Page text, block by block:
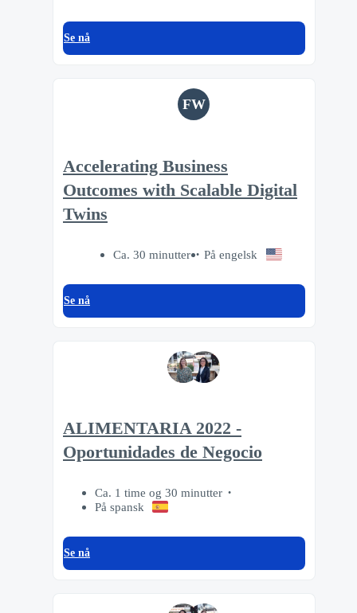
Se nå
FW
Accelerating Business
Outcomes with Scalable Digital
Twins
Ca. 30 minutter På engelsk
Se nå
ALIMENTARIA 2022 -
Oportunidades de Negocio
Ca. 1 time og 30 minutter
På spansk
Se nå